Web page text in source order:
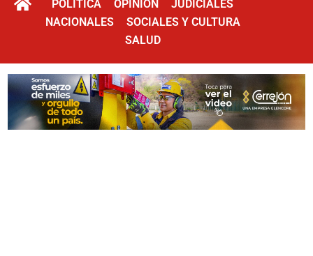
POLÍTICA OPINIÓN
JUDICIALES
NACIONALES
SOCIALES Y CULTURA
SALUD